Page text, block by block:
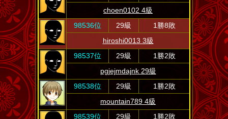
choen0102 4級
98536位
29級
1勝8敗
hiroshi0013 3級
98537位
29級
1勝2敗
pgjejmdajnk 29級
98538位
29級
1勝2敗
mountain789 4級
98539位
29級
1勝2敗